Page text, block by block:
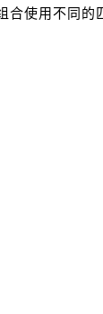
使用不同的